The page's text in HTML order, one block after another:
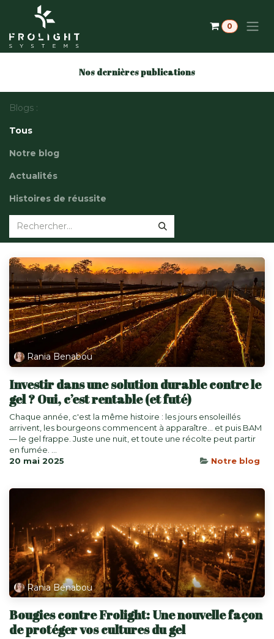
Se rendre au contenu
0
Nos dernières publications
Blogs :
Tous
Notre blog
Actualités
Histoires de réussite
Rania Benabou
Investir dans une solution durable contre le
gel ? Oui, c’est rentable (et futé)
Chaque année, c'est la même histoire : les jours ensoleillés
arrivent, les bourgeons commencent à apparaître... et puis BAM
— le gel frappe. Juste une nuit, et toute une récolte peut partir
en fumée. ...
20 mai 2025
Notre blog
Rania Benabou
Bougies contre Frolight: Une nouvelle façon
de protéger vos cultures du gel